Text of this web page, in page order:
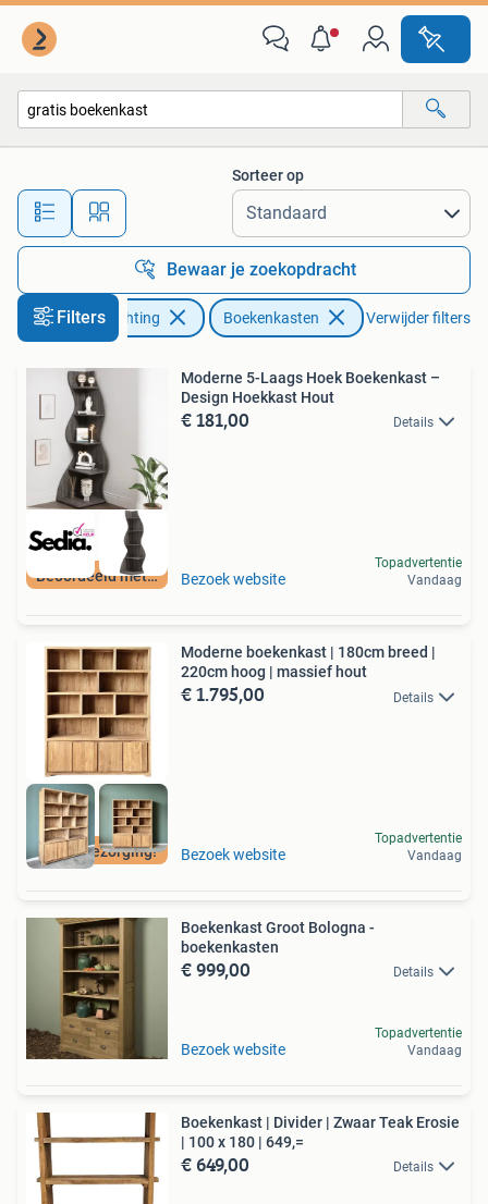
Alle afstanden…
Sorteer op
Bewaar je zoekopdracht
Filters
Huis en Inrichting Boekenkasten Verwijder filters
Beoordeeld met 9+
Moderne 5-Laags Hoek Boekenkast –
Design Hoekkast Hout
€ 181,00 Details
Bezoek website
Topadvertentie
Vandaag
Gratis bezorging!
Moderne boekenkast | 180cm breed |
220cm hoog | massief hout
€ 1.795,00 Details
Bezoek website
Topadvertentie
Vandaag
Boekenkast Groot Bologna -
boekenkasten
€ 999,00 Details
Bezoek website
Topadvertentie
Vandaag
Boekenkast | Divider | Zwaar Teak Erosie
| 100 x 180 | 649,=
€ 649,00 Details